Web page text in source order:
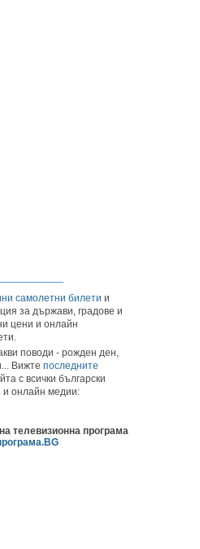
самолетни билети и
за държави, градове и
цени и онлайн
поводи - рожден ден,
Вижте последните
с всички български
и онлайн медии:
телевизионна програма